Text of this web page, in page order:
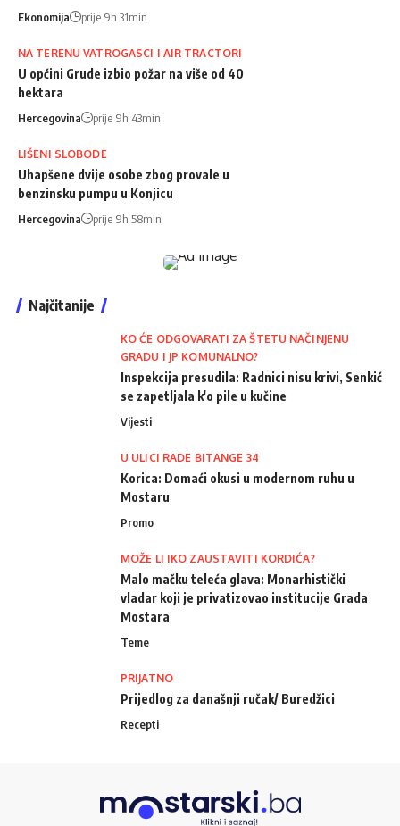
Ekonomija prije 9h 31min
NA TERENU VATROGASCI I AIR TRACTORI
U općini Grude izbio požar na više od 40
hektara
Hercegovina prije 9h 43min
LIŠENI SLOBODE
Uhapšene dvije osobe zbog provale u
benzinsku pumpu u Konjicu
Hercegovina prije 9h 58min
Najčitanije
KO ĆE ODGOVARATI ZA ŠTETU NAČINJENU
GRADU I JP KOMUNALNO?
Inspekcija presudila: Radnici nisu krivi, Senkić
se zapetljala k'o pile u kučine
Vijesti
U ULICI RADE BITANGE 34
Korica: Domaći okusi u modernom ruhu u
Mostaru
Promo
MOŽE LI IKO ZAUSTAVITI KORDIĆA?
Malo mačku teleća glava: Monarhistički
vladar koji je privatizovao institucije Grada
Mostara
Teme
PRIJATNO
Prijedlog za današnji ručak/ Buredžici
Recepti